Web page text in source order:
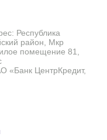
Республика
район, Мкр
помещение 81,
«Банк ЦентрКредит,